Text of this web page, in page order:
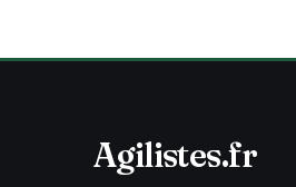
Agilistes.fr